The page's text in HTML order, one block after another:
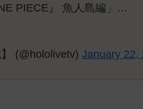
PIECE』 魚人島編」…
(@hololivetv)January 22,